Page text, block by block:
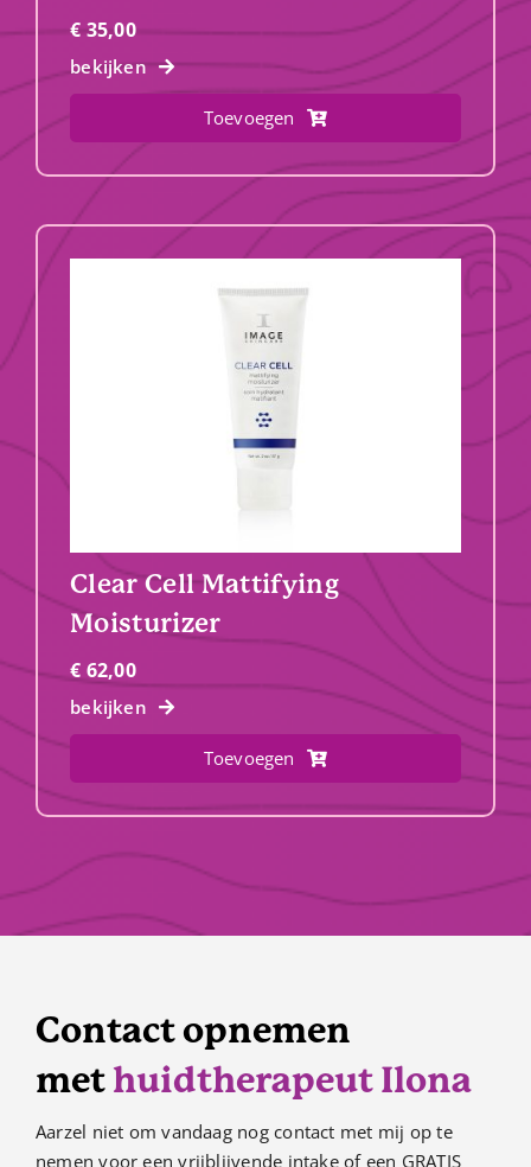
€ 35,00
bekijken
Toevoegen
Clear Cell Mattifying
Moisturizer
€ 62,00
bekijken
Toevoegen
Contact opnemen
methuidtherapeut Ilona
Aarzel niet om vandaag nog contact met mij op te
nemen voor een vrijblijvende intake of een GRATIS